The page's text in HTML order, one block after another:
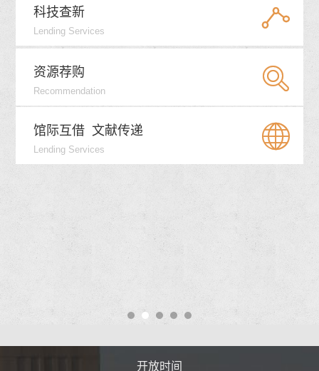
科技查新
Lending Services 
资源荐购
Recommendation 
馆际互借 文献传递
Lending Services 
开放时间